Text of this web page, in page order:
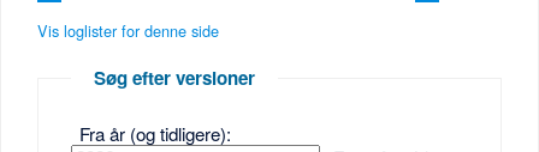
Vis loglister for denne side
Søg efter versioner
Fra år (og tidligere):